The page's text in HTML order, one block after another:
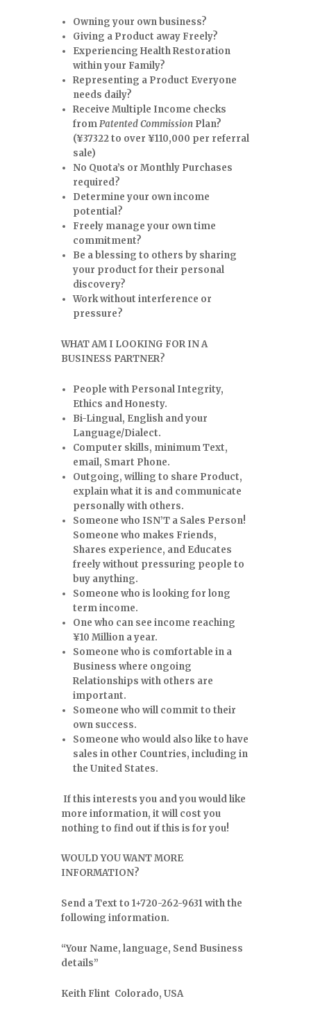
Owning your own business?
Giving a Product away Freely?
Experiencing Health Restoration
within your Family?
Representing a Product Everyone
needs daily?
Receive Multiple Income checks
fromPatented CommissionPlan?
(¥37322 to over ¥110,000 per referral
sale)
No Quota’s or Monthly Purchases
required?
Determine your own income
potential?
Freely manage your own time
commitment?
Be a blessing to others by sharing
your product for their personal
discovery?
Work without interference or
pressure?
WHAT AM I LOOKING FOR IN A
BUSINESS PARTNER?
People with Personal Integrity,
Ethics and Honesty.
Bi-Lingual, English and your
Language/Dialect.
Computer skills, minimum Text,
email, Smart Phone.
Outgoing, willing to share Product,
explain what it is and communicate
personally with others.
Someone who ISN’T a Sales Person!
Someone who makes Friends,
Shares experience, and Educates
freely without pressuring people to
buy anything.
Someone who is looking for long
term income.
One who can see income reaching
¥10 Million a year.
Someone who is comfortable in a
Business where ongoing
Relationships with others are
important.
Someone who will commit to their
own success.
Someone who would also like to have
sales in other Countries, including in
the United States.
If this interests you and you would like
more information, it will cost you
nothing to find out if this is for you!
WOULD YOU WANT MORE
INFORMATION?
Send a Text to1+720-262-9631with the
following information.
“Your Name, language, Send Business
details”
Keith Flint Colorado, USA